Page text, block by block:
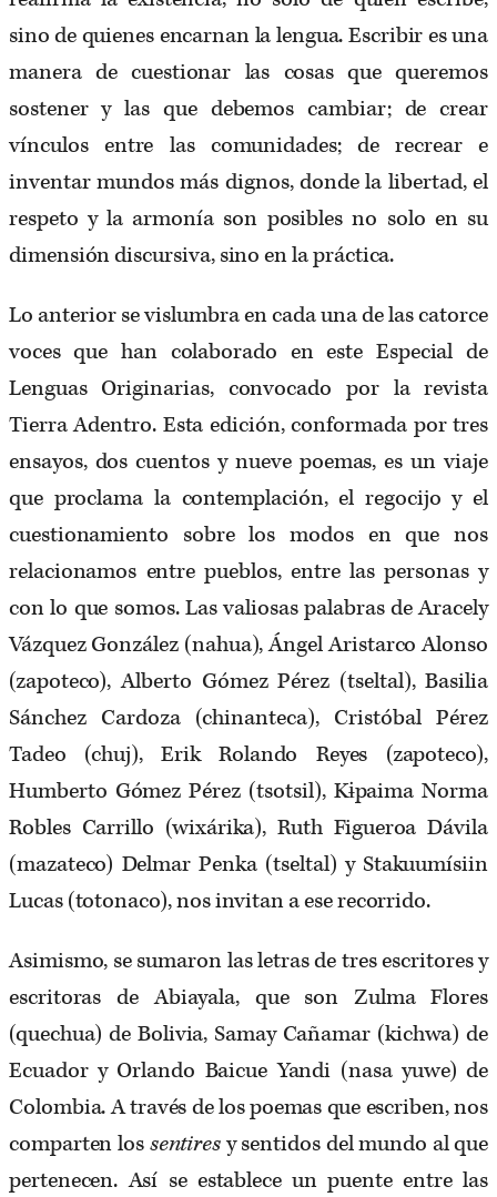
sino de quienes encarnan la lengua. Escribir es una
manera de cuestionar las cosas que queremos
sostener y las que debemos cambiar; de crear
vínculos entre las comunidades; de recrear e
inventar mundos más dignos, donde la libertad, el
respeto y la armonía son posibles no solo en su
dimensión discursiva, sino en la práctica.
Lo anterior se vislumbra en cada una de las catorce
voces que han colaborado en este Especial de
Lenguas Originarias, convocado por la revista
Tierra Adentro. Esta edición, conformada por tres
ensayos, dos cuentos y nueve poemas, es un viaje
que proclama la contemplación, el regocijo y el
cuestionamiento sobre los modos en que nos
relacionamos entre pueblos, entre las personas y
con lo que somos. Las valiosas palabras de Aracely
Vázquez González (nahua), Ángel Aristarco Alonso
(zapoteco), Alberto Gómez Pérez (tseltal), Basilia
Sánchez Cardoza (chinanteca), Cristóbal Pérez
Tadeo (chuj), Erik Rolando Reyes (zapoteco),
Humberto Gómez Pérez (tsotsil), Kɨpaima Norma
Robles Carrillo (wixárika), Ruth Figueroa Dávila
(mazateco) Delmar Penka (tseltal) y Stakuumísiin
Lucas (totonaco), nos invitan a ese recorrido.
Asimismo, se sumaron las letras de tres escritores y
escritoras de Abiayala, que son Zulma Flores
(quechua) de Bolivia, Samay Cañamar (kichwa) de
Ecuador y Orlando Baicue Yandi (nasa yuwe) de
Colombia. A través de los poemas que escriben, nos
comparten lossentiresy sentidos del mundo al que
pertenecen. Así se establece un puente entre las